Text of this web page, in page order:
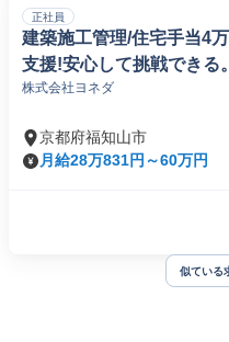
正社員
建築施工管理/住宅手当4
支援!安心して挑戦できる
にしませんか?
株式会社ヨネダ
京都府福知山市
月給28万831円～60万円
似ている